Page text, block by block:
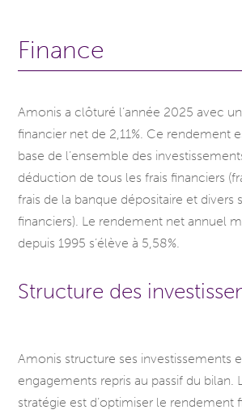
Finance
Amonis a clôturé l’année 2025 avec
financier net de 2,11%. Ce rendement
base de l’ensemble des
déduction de tous les frais financiers
frais de la banque dépositaire et divers
financiers). Le rendement net annuel
depuis 1995 s’élève à 5,58%.
Structure des
Amonis structure ses investissements
engagements repris au passif du bilan.
stratégie est d’optimiser le rendement